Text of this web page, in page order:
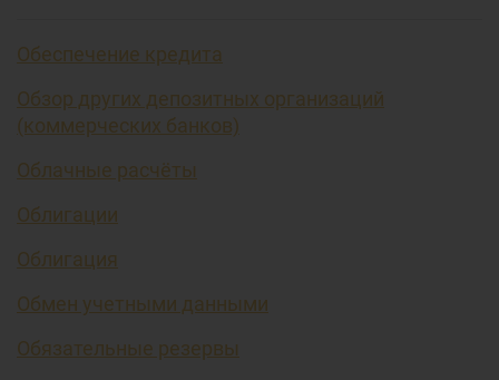
Обеспечение кредита
Обзор других депозитных организаций
(коммерческих банков)
Облачные расчёты
Облигации
Облигация
Обмен учетными данными
Обязательные резервы